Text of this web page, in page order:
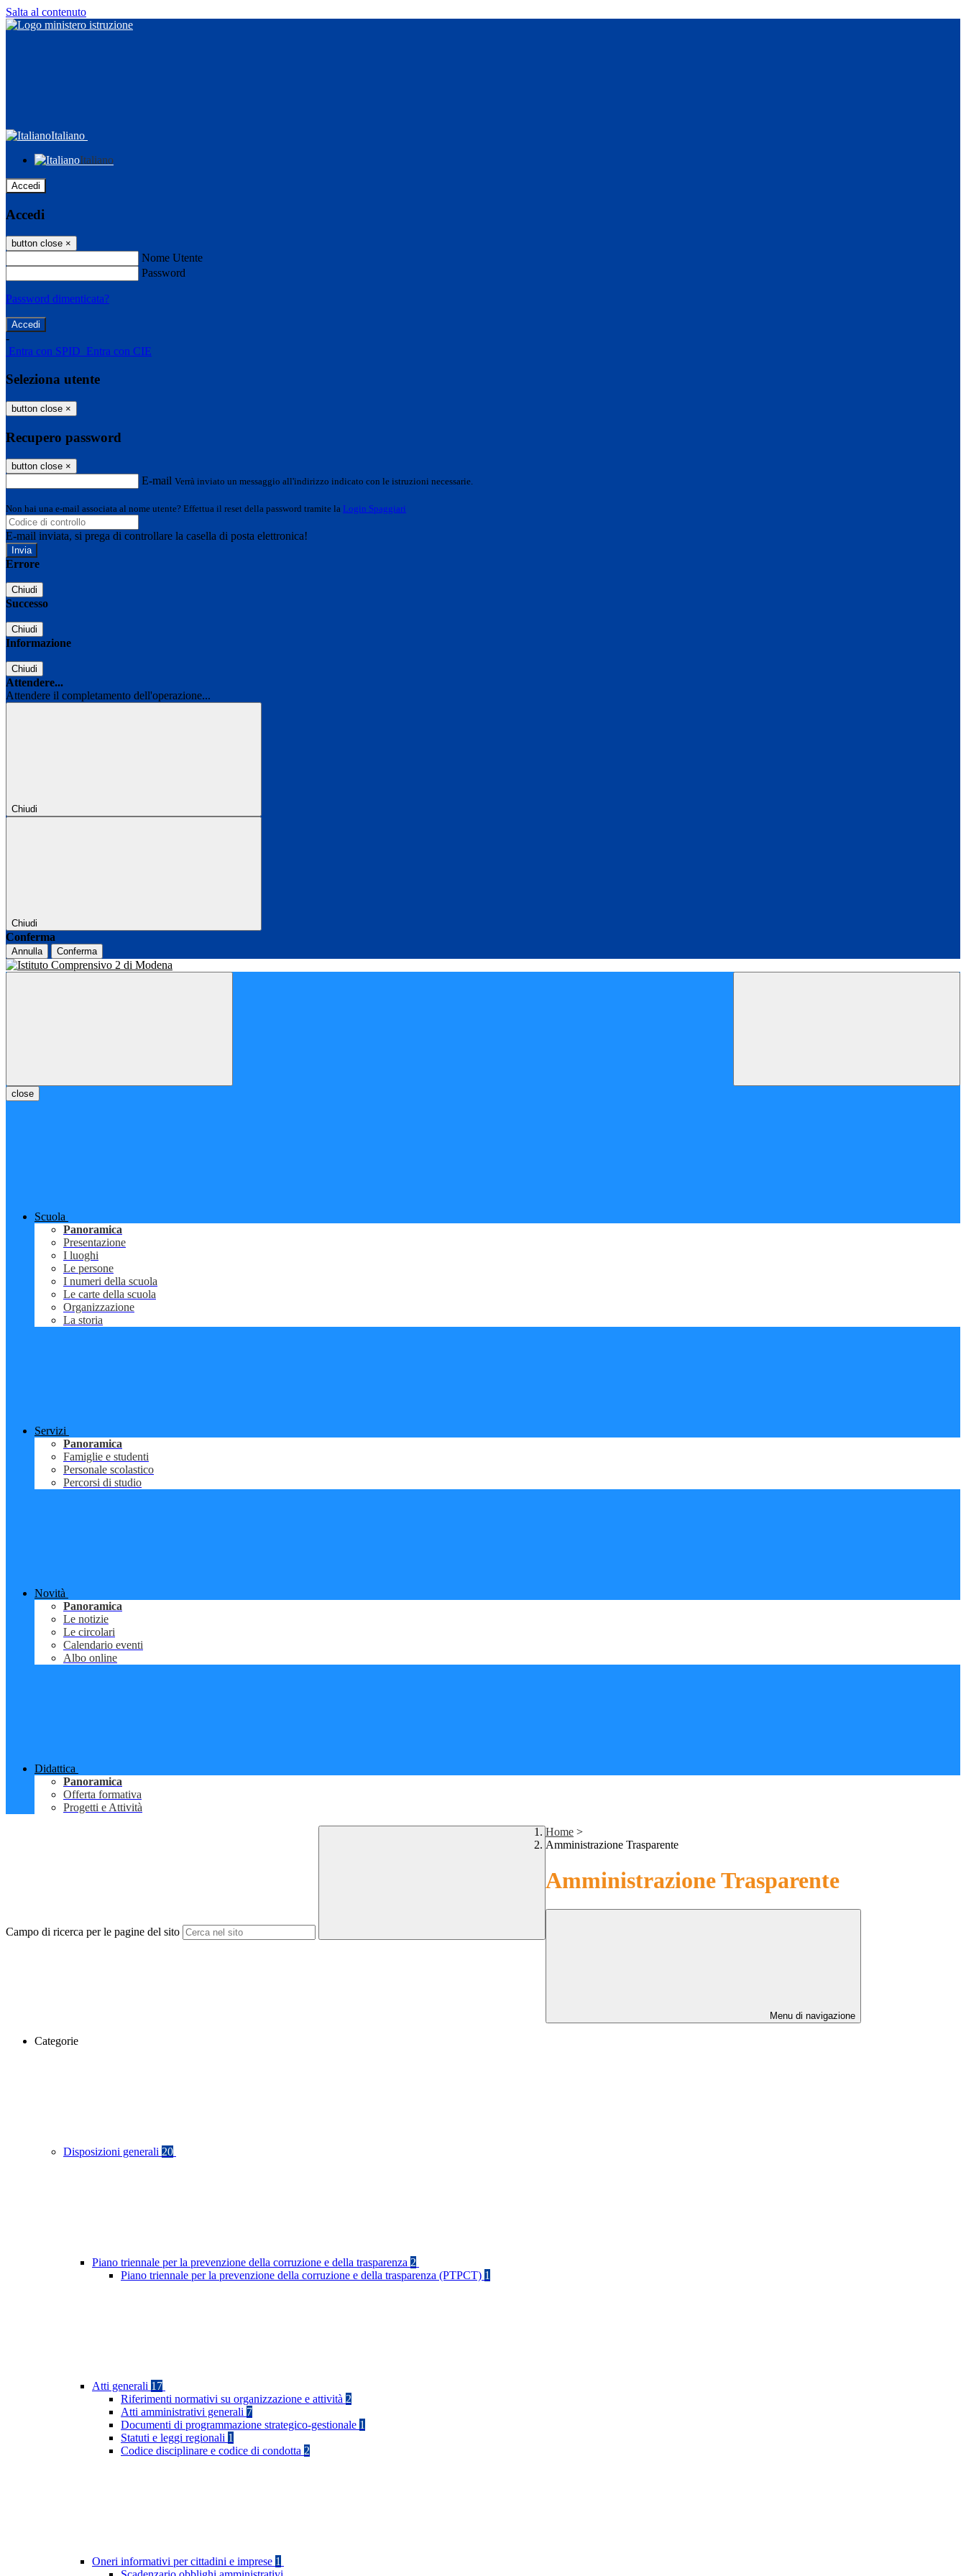
Salta al contenuto
Italiano
Italiano
Accedi
Accedi
button close ×
Nome Utente
Password
Password dimenticata?
-
Entra con SPID Entra con CIE
Seleziona utente
button close ×
Recupero password
button close ×
E-mail Verrà inviato un messaggio all'indirizzo indicato con le istruzioni necessarie.
Non hai una e-mail associata al nome utente? Effettua il reset della password tramite la Login Spaggiari
E-mail inviata, si prega di controllare la casella di posta elettronica!
Errore
Chiudi
Successo
Chiudi
Informazione
Chiudi
Attendere...
Attendere il completamento dell'operazione...
Chiudi
Chiudi
Conferma
Annulla Conferma
close
Scuola
Panoramica
Presentazione
I luoghi
Le persone
I numeri della scuola
Le carte della scuola
Organizzazione
La storia
Servizi
Panoramica
Famiglie e studenti
Personale scolastico
Percorsi di studio
Novità
Panoramica
Le notizie
Le circolari
Calendario eventi
Albo online
Didattica
Panoramica
Offerta formativa
Progetti e Attività
Campo di ricerca per le pagine del sito
Home >
Amministrazione Trasparente
Amministrazione Trasparente
Menu di navigazione
Categorie
Disposizioni generali 20
Piano triennale per la prevenzione della corruzione e della trasparenza 2
Piano triennale per la prevenzione della corruzione e della trasparenza (PTPCT) 1
Atti generali 17
Riferimenti normativi su organizzazione e attività 2
Atti amministrativi generali 7
Documenti di programmazione strategico-gestionale 1
Statuti e leggi regionali 1
Codice disciplinare e codice di condotta 2
Oneri informativi per cittadini e imprese 1